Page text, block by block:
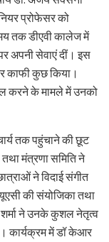
प्रोफेसर को
तक डीएवी कालेज में
अपनी सेवाएं दीं। इस
काफी कुछ किया।
करने के मामले में उनको
तक पहुंचाने की छूट
मंत्रणा समिति ने
ने विदाई संगीत
की संयोजिका तथा
शर्मा ने उनके कुशल नेतृत्व
कार्यक्रम में डॉ केआर